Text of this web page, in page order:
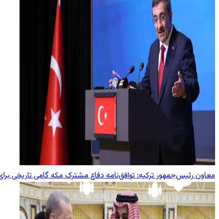
معاون رئیس‌جمهور ترکیه: توافق‌نامه دفاع مشترک مکه گامی تاریخی